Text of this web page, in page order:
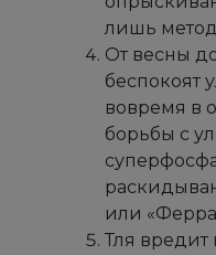
лишь
От весны
беспокоят
вовремя в
борьбы с
или
Тля вредит